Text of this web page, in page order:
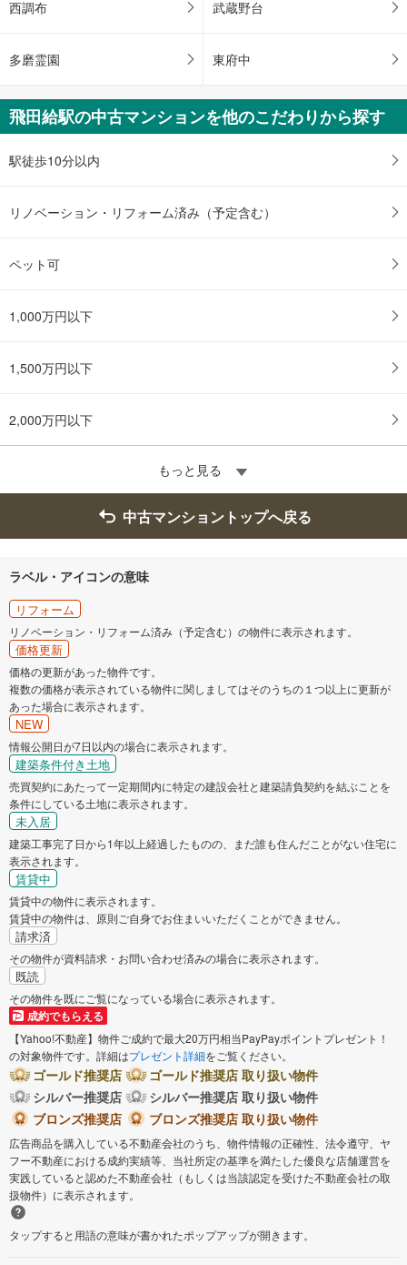
す
西調布 武蔵野台
多磨霊園 東府中
飛田給駅の中古マンションを他のこだわりから探す
駅徒歩10分以内
リノベーション・リフォーム済み（予定含む）
ペット可
1,000万円以下
1,500万円以下
2,000万円以下
もっと見る
中古マンショントップへ戻る
ラベル・アイコンの意味
リフォーム
リノベーション・リフォーム済み（予定含む）の物件に表示されます。
価格更新
価格の更新があった物件です。
複数の価格が表示されている物件に関しましてはそのうちの１つ以上に更新が
あった場合に表示されます。
NEW
情報公開日が7日以内の場合に表示されます。
建築条件付き土地
売買契約にあたって一定期間内に特定の建設会社と建築請負契約を結ぶことを
条件にしている土地に表示されます。
未入居
建築工事完了日から1年以上経過したものの、まだ誰も住んだことがない住宅に
表示されます。
賃貸中
賃貸中の物件に表示されます。
賃貸中の物件は、原則ご自身でお住まいいただくことができません。
請求済
その物件が資料請求・お問い合わせ済みの場合に表示されます。
既読
その物件を既にご覧になっている場合に表示されます。
成約でもらえる
【Yahoo!不動産】物件ご成約で最大20万円相当PayPayポイントプレゼント！
の対象物件です。詳細はプレゼント詳細をご覧ください。
ゴールド推奨店
ゴールド推奨店 取り扱い物件
シルバー推奨店
シルバー推奨店 取り扱い物件
ブロンズ推奨店
ブロンズ推奨店 取り扱い物件
広告商品を購入している不動産会社のうち、物件情報の正確性、法令遵守、ヤ
フー不動産における成約実績等、当社所定の基準を満たした優良な店舗運営を
実践していると認めた不動産会社（もしくは当該認定を受けた不動産会社の取
扱物件）に表示されます。
タップすると用語の意味が書かれたポップアップが開きます。